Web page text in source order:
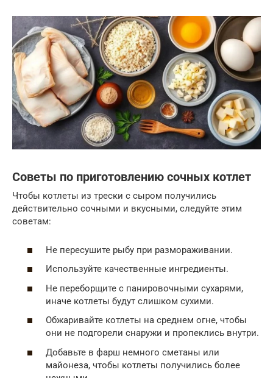
Советы по приготовлению сочных котлет
Чтобы котлеты из трески с сыром получились
действительно сочными и вкусными, следуйте этим
советам:
Не пересушите рыбу при размораживании.
Используйте качественные ингредиенты.
Не переборщите с панировочными сухарями,
иначе котлеты будут слишком сухими.
Обжаривайте котлеты на среднем огне, чтобы
они не подгорели снаружи и пропеклись внутри.
Добавьте в фарш немного сметаны или
майонеза, чтобы котлеты получились более